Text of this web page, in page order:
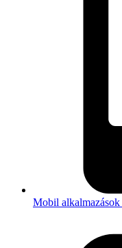
Mobil alkalmazások